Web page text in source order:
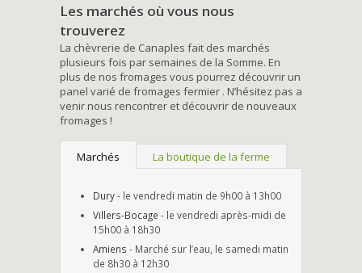
Les marchés où vous nous
trouverez
La chèvrerie de Canaples fait des marchés
plusieurs fois par semaines de la Somme. En
plus de nos fromages vous pourrez découvrir un
panel varié de fromages fermier . N’hésitez pas a
venir nous rencontrer et découvrir de nouveaux
fromages !
Marchés La boutique de la ferme
Dury- le vendredi matin de 9h00 à 13h00
Villers-Bocage - le vendredi après-midi de
15h00 à 18h30
Amiens - Marché sur l’eau, le samedi matin
de 8h30 à 12h30